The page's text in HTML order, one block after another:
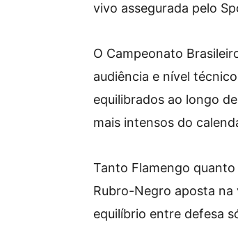
vivo assegurada pelo
O Campeonato
audiência e nível
equilibrados ao longo
mais intensos do
Tanto Flamengo
Rubro-Negro aposta
equilíbrio entre defesa